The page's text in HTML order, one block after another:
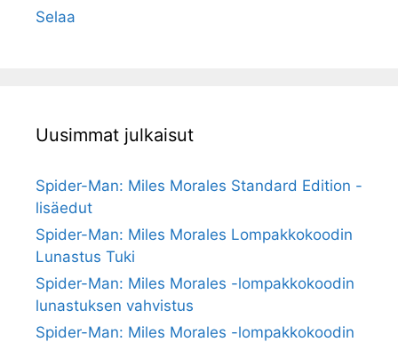
Selaa
Uusimmat julkaisut
Spider-Man: Miles Morales Standard Edition -
lisäedut
Spider-Man: Miles Morales Lompakkokoodin
Lunastus Tuki
Spider-Man: Miles Morales -lompakkokoodin
lunastuksen vahvistus
Spider-Man: Miles Morales -lompakkokoodin